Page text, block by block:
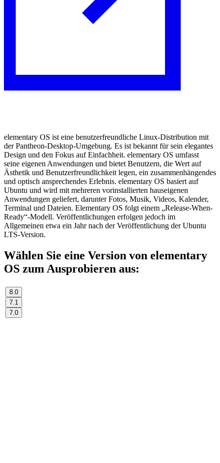
elementary OS ist eine benutzerfreundliche Linux-Distribution mit
der Pantheon-Desktop-Umgebung. Es ist bekannt für sein elegantes
Design und den Fokus auf Einfachheit. elementary OS umfasst
seine eigenen Anwendungen und bietet Benutzern, die Wert auf
Ästhetik und Benutzerfreundlichkeit legen, ein zusammenhängendes
und optisch ansprechendes Erlebnis. elementary OS basiert auf
Ubuntu und wird mit mehreren vorinstallierten hauseigenen
Anwendungen geliefert, darunter Fotos, Musik, Videos, Kalender,
Terminal und Dateien. Elementary OS folgt einem „Release-When-
Ready“-Modell. Veröffentlichungen erfolgen jedoch im
Allgemeinen etwa ein Jahr nach der Veröffentlichung der Ubuntu
LTS-Version.
Wählen Sie eine Version von elementary
OS zum Ausprobieren aus:
8.0
7.1
7.0